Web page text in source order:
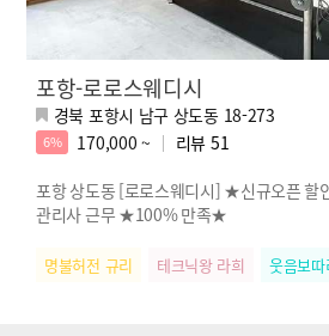
포항-로로스웨디시
경북 포항시 남구 상도동 18-273
6% 170,000 ~ 리뷰 51
포항 상도동 [로로스웨디시] ★신규오픈 할
관리사 근무 ★100% 만족★
명불허전 규리 테크닉왕 라희 웃음보